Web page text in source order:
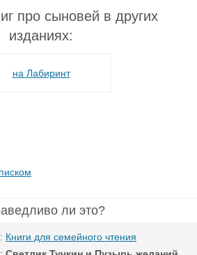
про сыновей в других
изданиях:
на Лабиринт
ли это?
Книги для семейного чтения